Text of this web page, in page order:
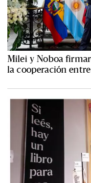
Milei y Noboa
la cooperación